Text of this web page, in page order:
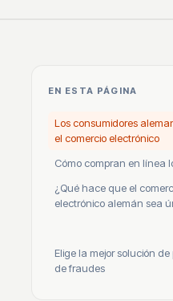
EN ESTA PÁGINA
Los consumidores
el comercio electrónico
Cómo compran en línea
¿Qué hace que el
electrónico alemán sea
Elige la mejor solución
de fraudes